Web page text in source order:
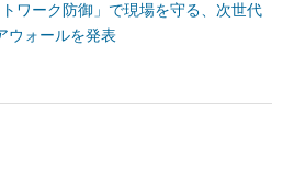
ワーク防御」で現場を守る、次世代
ウォールを発表